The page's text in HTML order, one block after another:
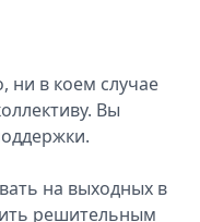
ни в коем случае
Вы
на выходных в
решительным